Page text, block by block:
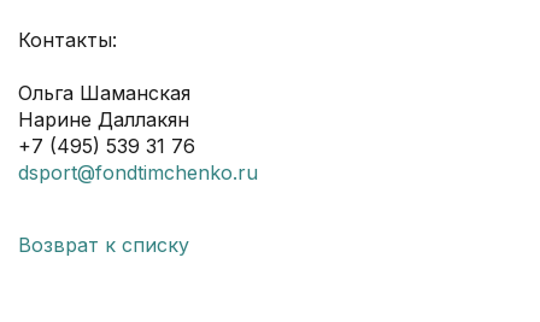
Контакты:
Ольга Шаманская
Нарине Даллакян
+7 (495) 539 31 76
dsport@fondtimchenko.ru
Возврат к списку